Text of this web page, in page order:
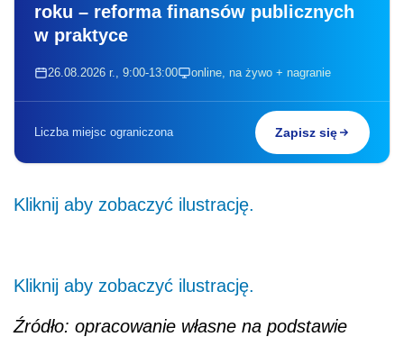
roku – reforma finansów publicznych
w praktyce
26.08.2026 r., 9:00-13:00 online, na żywo + nagranie
Liczba miejsc ograniczona Zapisz się
Kliknij aby zobaczyć ilustrację.
Kliknij aby zobaczyć ilustrację.
Źródło: opracowanie własne na podstawie